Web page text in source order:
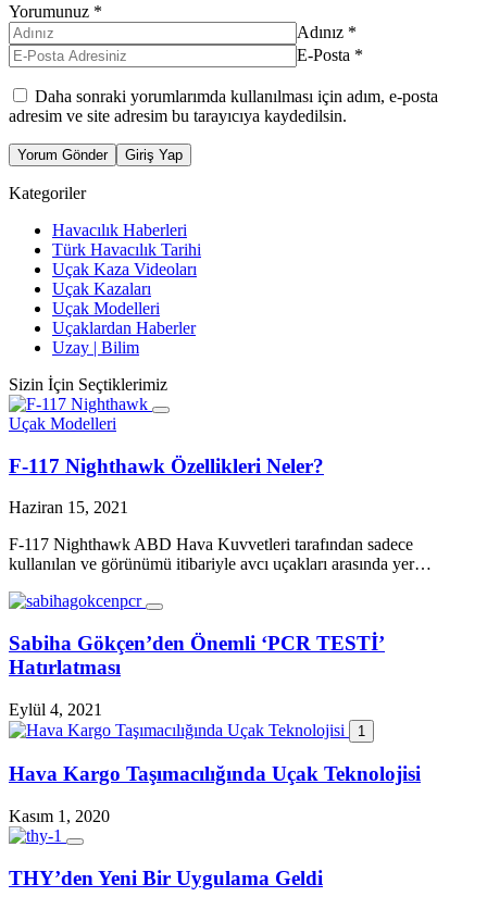
Yorumunuz *
Adınız *
E-Posta *
Daha sonraki yorumlarımda kullanılması için adım, e-posta
adresim ve site adresim bu tarayıcıya kaydedilsin.
Yorum Gönder Giriş Yap
Kategoriler
Havacılık Haberleri
Türk Havacılık Tarihi
Uçak Kaza Videoları
Uçak Kazaları
Uçak Modelleri
Uçaklardan Haberler
Uzay | Bilim
Sizin İçin Seçtiklerimiz
Uçak Modelleri
F-117 Nighthawk Özellikleri Neler?
Haziran 15, 2021
F-117 Nighthawk ABD Hava Kuvvetleri tarafından sadece
kullanılan ve görünümü itibariyle avcı uçakları arasında yer…
Sabiha Gökçen’den Önemli ‘PCR TESTİ’
Hatırlatması
Eylül 4, 2021
1
Hava Kargo Taşımacılığında Uçak Teknolojisi
Kasım 1, 2020
THY’den Yeni Bir Uygulama Geldi